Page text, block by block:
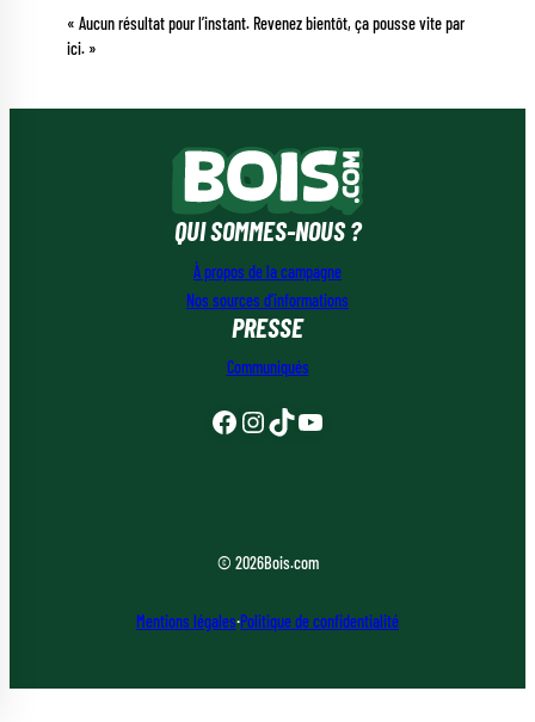
« Aucun résultat pour l’instant. Revenez bientôt, ça pousse vite par
ici. »
QUI SOMMES-NOUS ?
À propos de la campagne
Nos sources d’informations
PRESSE
Communiqués
Facebook
Instagram
TikTokYouTube
© 2026Bois.com
Mentions légales·Politique de confidentialité